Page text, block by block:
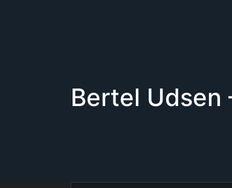
Bertel Udsen